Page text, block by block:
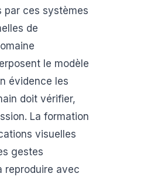
par ces systèmes
de
le modèle
évidence les
doit vérifier,
La formation
visuelles
gestes
reproduire avec